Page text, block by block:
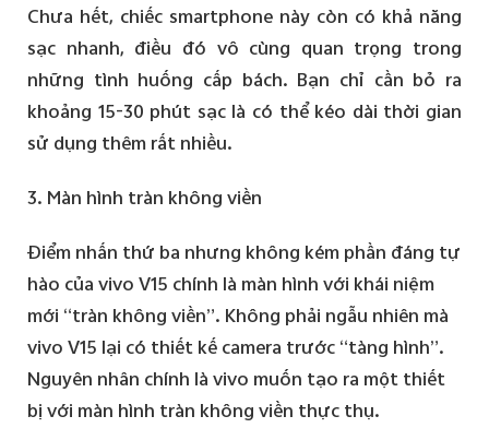
Chưa hết, chiếc smartphone này còn có khả năng
sạc nhanh, điều đó vô cùng quan trọng trong
những tình huống cấp bách. Bạn chỉ cần bỏ ra
khoảng 15-30 phút sạc là có thể kéo dài thời gian
sử dụng thêm rất nhiều.
3. Màn hình tràn không viền
Điểm nhấn thứ ba nhưng không kém phần đáng tự
hào của vivo V15 chính là màn hình với khái niệm
mới “tràn không viền”. Không phải ngẫu nhiên mà
vivo V15 lại có thiết kế camera trước “tàng hình”.
Nguyên nhân chính là vivo muốn tạo ra một thiết
bị với màn hình tràn không viền thực thụ.